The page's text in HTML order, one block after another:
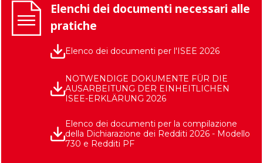
Elenchi dei documenti necessari alle
pratiche
Elenco dei documenti per l'ISEE 2026
NOTWENDIGE DOKUMENTE FÜR DIE
AUSARBEITUNG DER EINHEITLICHEN
ISEE-ERKLÄRUNG 2026
Elenco dei documenti per la compilazione
della Dichiarazione dei Redditi 2026 - Modello
730 e Redditi PF